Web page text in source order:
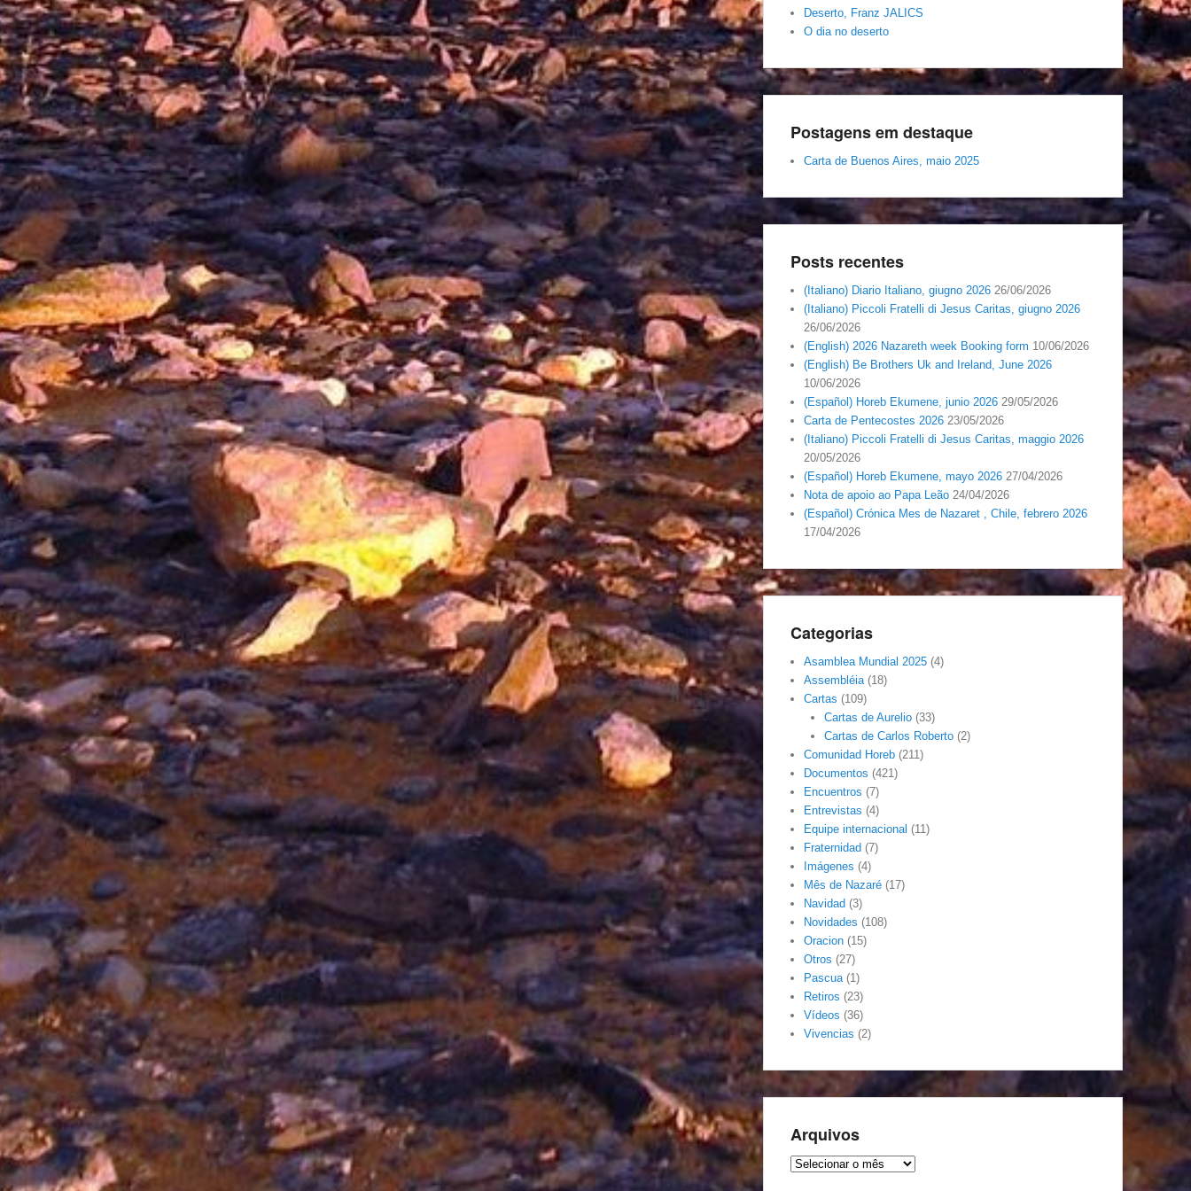
Deserto, Franz JALICS
O dia no deserto
Postagens em destaque
Carta de Buenos Aires, maio 2025
Posts recentes
(Italiano) Diario Italiano, giugno 2026 26/06/2026
(Italiano) Piccoli Fratelli di Jesus Caritas, giugno 2026
26/06/2026
(English) 2026 Nazareth week Booking form 10/06/2026
(English) Be Brothers Uk and Ireland, June 2026
10/06/2026
(Español) Horeb Ekumene, junio 2026 29/05/2026
Carta de Pentecostes 2026 23/05/2026
(Italiano) Piccoli Fratelli di Jesus Caritas, maggio 2026
20/05/2026
(Español) Horeb Ekumene, mayo 2026 27/04/2026
Nota de apoio ao Papa Leão 24/04/2026
(Español) Crónica Mes de Nazaret , Chile, febrero 2026
17/04/2026
Categorias
Asamblea Mundial 2025 (4)
Assembléia(18)
Cartas (109)
Cartas de Aurelio(33)
Cartas de Carlos Roberto(2)
Comunidad Horeb (211)
Documentos (421)
Encuentros (7)
Entrevistas (4)
Equipe internacional (11)
Fraternidad (7)
Imágenes (4)
Mês de Nazaré (17)
Navidad (3)
Novidades (108)
Oracion (15)
Otros (27)
Pascua(1)
Retiros (23)
Vídeos (36)
Vivencias (2)
Arquivos
Arquivos